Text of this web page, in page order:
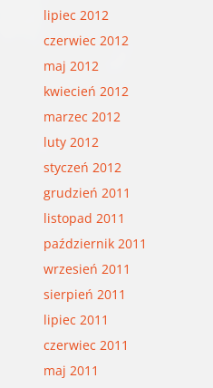
lipiec 2012
czerwiec 2012
maj 2012
kwiecień 2012
marzec 2012
luty 2012
styczeń 2012
grudzień 2011
listopad 2011
październik 2011
wrzesień 2011
sierpień 2011
lipiec 2011
czerwiec 2011
maj 2011